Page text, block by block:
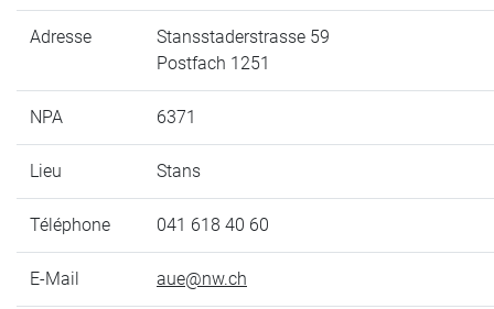
Adresse
Stansstaderstrasse 59
Postfach 1251
NPA 6371
Lieu Stans
Téléphone 041 618 40 60
E-Mail aue@nw.ch